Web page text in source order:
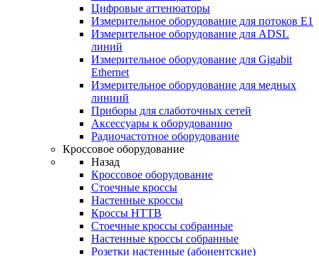
Цифровые аттенюаторы
Измерительное оборудование для потоков Е1
Измерительное оборудование для ADSL
линий
Измерительное оборудование для Gigabit
Ethernet
Измерительное оборудование для медных
линиий
Приборы для слаботочных сетей
Аксессуары к оборудованию
Радиочастотное оборудование
Кроссовое оборудование
Назад
Кроссовое оборудование
Стоечные кроссы
Настенные кроссы
Кроссы HTTB
Стоечные кроссы собранные
Настенные кроссы собранные
Розетки настенные (абонентские)